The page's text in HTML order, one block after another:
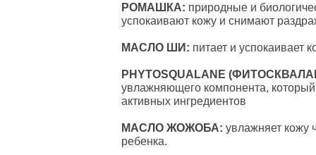
РОМАШКА: природные и
успокаивают кожу и снимают
МАСЛО ШИ: питает и успокаивает
PHYTOSQUALANE
увлажняющего компонента,
активных ингредиентов
МАСЛО ЖОЖОБА: увлажняет кожу
ребенка.